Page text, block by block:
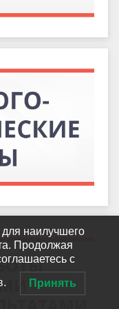
наилучшего
Продолжая
с
Принять